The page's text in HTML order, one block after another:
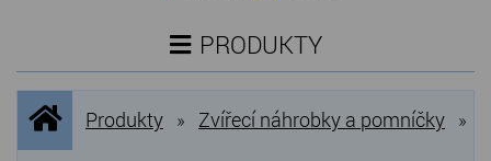
PRODUKTY
NOVINKY
NEJPRODÁVANĚJŠÍ
Úvodní
stránka
Produkty » Zvířecí náhrobky a pomníčky »